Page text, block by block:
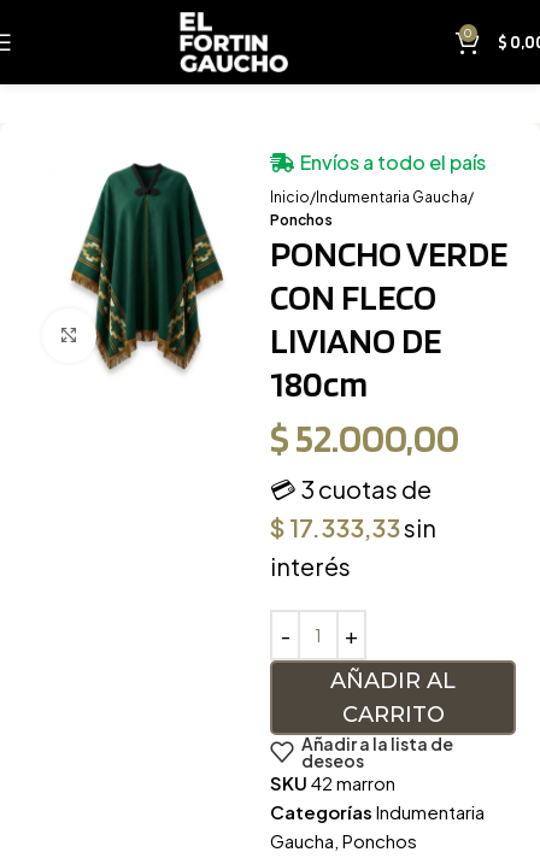
0 $
Clic para ampliar
Inicio
Indumentaria Gaucha
Ponchos
Envíos a todo el país
PONCHO VERDE
CON FLECO
LIVIANO DE
180cm
$52.000,00
💳 3 cuotas de
$ 17.333,33sin
interés
AÑADIR AL
CARRITO
Añadir a la lista de
deseos
SKU 42 marron
Categorías Indumentaria
Gaucha, Ponchos